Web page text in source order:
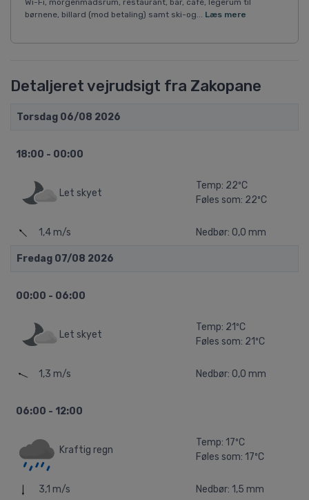
Wi-Fi, morgenmadsrum, restaurant, bar, café, legerum til
børnene, billard (mod betaling) samt ski-og... Læs mere
Detaljeret vejrudsigt fra Zakopane
Torsdag 06/08 2026
18:00 - 00:00
Let skyet
Temp: 22ºC
Føles som: 22ºC
1,4 m/s Nedbør: 0,0 mm
Fredag 07/08 2026
00:00 - 06:00
Let skyet
Temp: 21ºC
Føles som: 21ºC
1,3 m/s Nedbør: 0,0 mm
06:00 - 12:00
Kraftig regn
Temp: 17ºC
Føles som: 17ºC
3,1 m/s Nedbør: 1,5 mm